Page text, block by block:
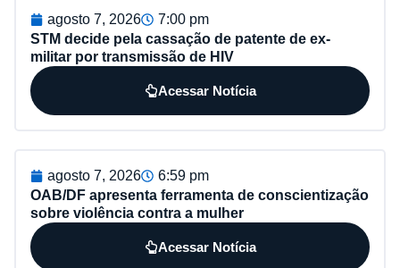
agosto 7, 2026
7:00 pm
STM decide pela cassação de patente de ex-
militar por transmissão de HIV
Acessar Notícia
agosto 7, 2026
6:59 pm
OAB/DF apresenta ferramenta de conscientização
sobre violência contra a mulher
Acessar Notícia